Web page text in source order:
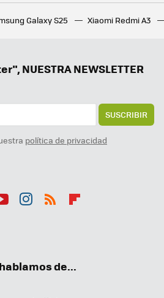
Samsung Galaxy A21, un móvil de gran pantalla que apuesta por la cuádruple cámara y precio contenido
Los bloqueos de IP de LaLiga ya afectan a la RAE o las webs de los ayuntamientos, mientras se puede seguir viendo el fútbol gratis
Galaxy S25 Xiaomi Redmi A3
NUESTRA NEWSLETTER
SUSCRIBIR
política de privacidad
de...